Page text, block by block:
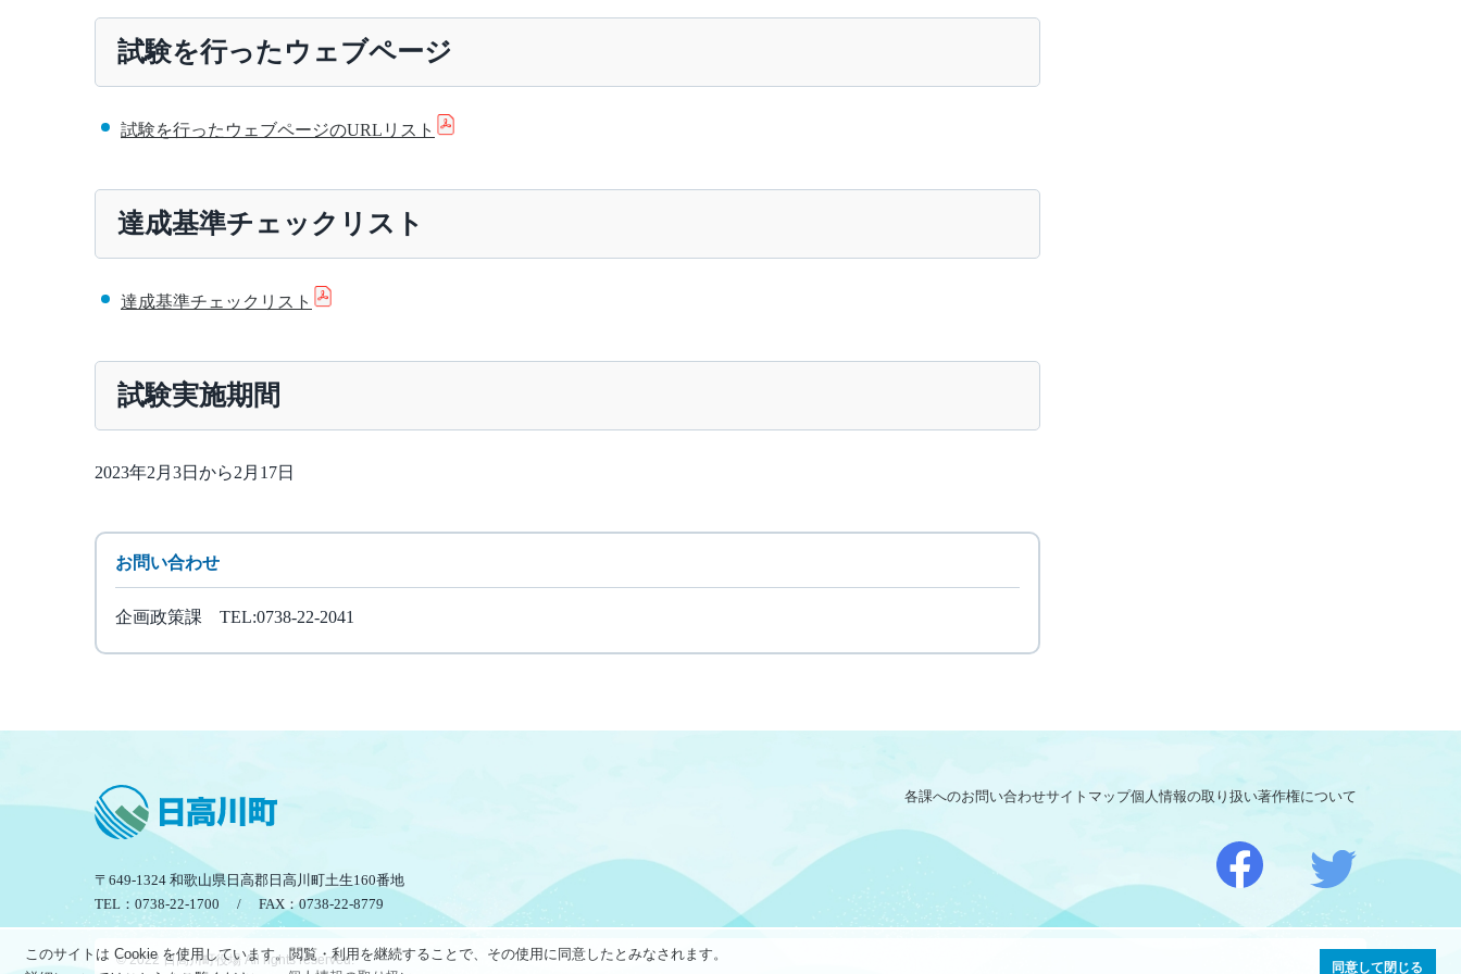
このサイトは Cookie を使用しています。閲覧・利用を継続することで、その使用に同意したとみなされます。
同意して閉じる
試験を行ったウェブページ
試験を行ったウェブページのURLリスト
達成基準チェックリスト
達成基準チェックリスト
試験実施期間
2023年2月3日から2月17日
お問い合わせ
企画政策課 TEL:0738-22-2041
〒649-1324 和歌山県日高郡日高川町土生160番地
TEL：0738-22-1700 / FAX：0738-22-8779
各課へのお問い合わせサイトマップ個人情報の取り扱い著作権について
© 2022 日高川町役場 All rights reserved.